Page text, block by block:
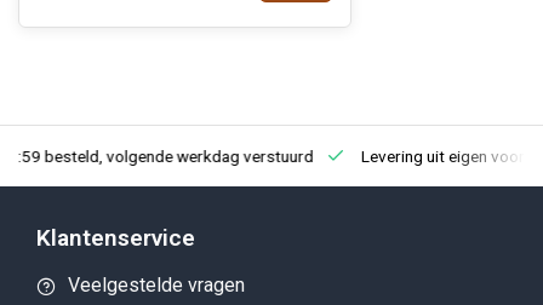
besteld, volgende werkdag verstuurd Levering uit eigen
Klantenservice
Veelgestelde vragen